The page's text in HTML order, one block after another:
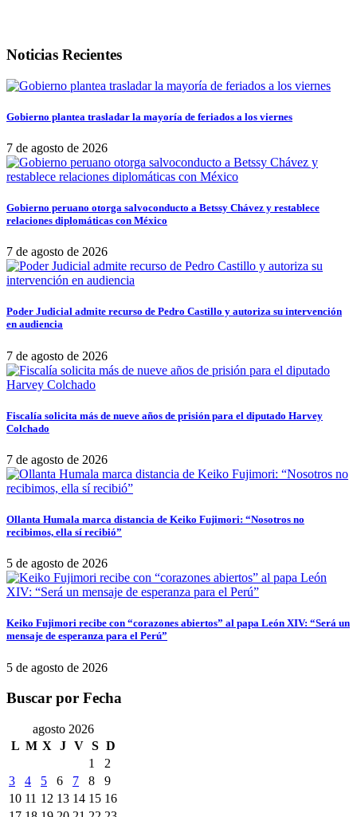
Noticias Recientes
Gobierno plantea trasladar la mayoría de feriados a los viernes
7 de agosto de 2026
Gobierno peruano otorga salvoconducto a Betssy Chávez y restablece
relaciones diplomáticas con México
7 de agosto de 2026
Poder Judicial admite recurso de Pedro Castillo y autoriza su intervención
en audiencia
7 de agosto de 2026
Fiscalía solicita más de nueve años de prisión para el diputado Harvey
Colchado
7 de agosto de 2026
Ollanta Humala marca distancia de Keiko Fujimori: “Nosotros no
recibimos, ella sí recibió”
5 de agosto de 2026
Keiko Fujimori recibe con “corazones abiertos” al papa León XIV: “Será un
mensaje de esperanza para el Perú”
5 de agosto de 2026
Buscar por Fecha
agosto 2026
L M X J V S D
1
2
3
4 5 6 7 8
9
10 11 12 13 14 15 16